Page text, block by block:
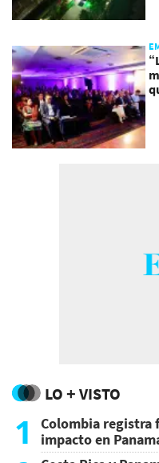
LO + VISTO
1
Colombia registra
impacto en